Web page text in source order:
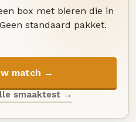
box met bieren die in
standaard pakket.
match →
smaaktest →